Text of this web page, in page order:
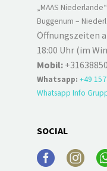
„MAAS
Buggenum –
Öffnungszeiten
18:00 Uhr (im
Mobil:
Whatsapp: +49
Whatsapp Info
SOCIAL